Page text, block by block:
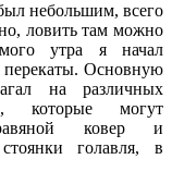
небольшим, всего
ловить там можно
утра я начал
перекаты. Основную
на различных
которые могут
ковер и
голавля, в